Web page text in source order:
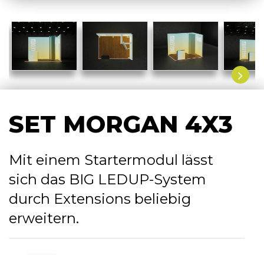
SET MORGAN 4X3
Mit einem Startermodul lässt
sich das BIG LEDUP-System
durch Extensions beliebig
erweitern.